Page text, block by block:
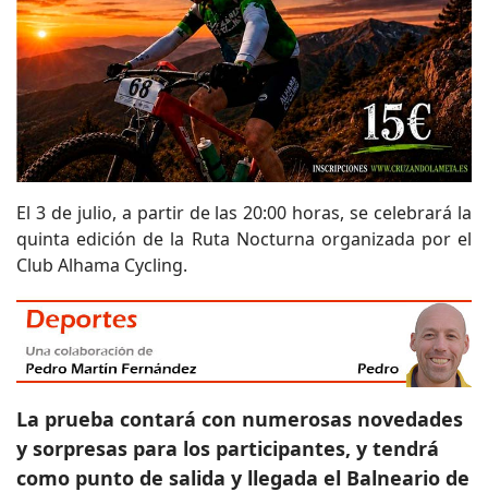
El 3 de julio, a partir de las 20:00 horas, se celebrará la
quinta edición de la Ruta Nocturna organizada por el
Club Alhama Cycling.
La prueba contará con numerosas novedades
y sorpresas para los participantes, y tendrá
como punto de salida y llegada el Balneario de